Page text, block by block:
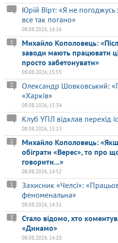
Юрій Вірт: «Я не
все так погано»
08.08.2026, 16:16
Михайло Кополовець:
заводи мають працювати
просто забетонувати»
1
08.08.2026, 15:55
Олександр Шовковський:
«Харків»
2
08.08.2026, 15:34
Клуб УПЛ відклав перехід
08.08.2026, 15:13
Михайло Кополовець:
обіграти «Верес», то про
говорити...»
2
08.08.2026, 14:52
Захисник «Челсі»:
феноменальна»
1
08.08.2026, 14:31
Стало відомо, хто
«Динамо»
3
08.08.2026, 14:10